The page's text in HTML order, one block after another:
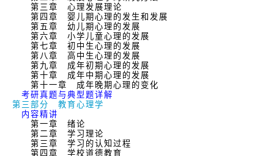
第三章 心理发展理论
第四章 婴儿期心理的发生和发展
第五章 幼儿期心理的发展
第六章 小学儿童心理的发展
第七章 初中生心理的发展
第八章 高中生心理的发展
第九章 成年初期心理的发展
第十章 成年中期心理的发展
第十一章 成年晚期心理的变化
考研真题与典型题详解
第三部分 教育心理学
内容精讲
第一章 绪论
第二章 学习理论
第三章 学习的认知过程
第四章 学校道德教育